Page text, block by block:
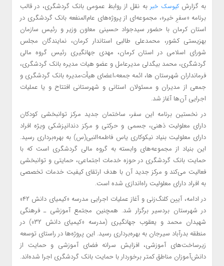
به گزارشکیوسک خبر به نقل از روابط عمومی بانک گردشگری، در قالب
برنامه «سفرِ خیر»، مجموعه‌ای از پروژه‌های عام‌المنفعه بانک گردشگری در
استان کرمان با حضور سیدجواد حسینی معاون وزیر و رئیس سازمان
بهزیستی کشور، محمدعلی طالبی استاندار کرمان، نمایندگان مجلس
شورای اسلامی در استان کرمان، مهدی جهانگیری رئیس گروه مالی
گردشگری، محمد بیگدلی مدیرعامل و عضو هیات مدیره بانک گردشگری،
فرمانداران شهرستان ها، ائمه جمعه،اعضای هیأت‌مدیره بانک گردشگری و
جمعی از مدیران و مسئولان استانی و شهرستانی افتتاح و یا عملیات
اجرایی آن‌ها آغاز شد.
در نخستین برنامه این سفر، ساختمان جدید مرکز توانبخشی کودکان
دارای معلولیت ذهنی، جسمی و حرکتی و مرکز دندانپزشکی ویژه افراد
دارای معلولیت بنیاد نیکوکاری یاس فاطمه‌النبی(س) به بهره‌برداری رسید.
این بنیاد از مجموعه‌های وابسته به گروه مالی گردشگری است که با
حمایت بانک گردشگری در حوزه خدمات اجتماعی، حمایتی و توانبخشی
فعالیت می‌کند و مرکز جدید آن با هدف ارتقای کیفیت خدمات تخصصی
به افراد دارای معلولیت راه‌اندازی شده است.
در ادامه، آیین کلنگ‌زنی و آغاز عملیات اجرایی مدرسه «کیمیای دانش ۴۲»
در شهرستان بردسیر برگزار شد. همچنین مجتمع آموزشی ـ فرهنگی
شهیدان محمد و یعقوب جهانگیری (مدرسه «کیمیای دانش ۳۲») در
منطقه بدرآباد سیرجان به بهره‌برداری رسید. این پروژه‌ها در راستای توسعه
زیرساخت‌های آموزشی، افزایش سرانه فضای آموزشی و حمایت از
دانش‌آموزان مناطق کمتر برخوردار با حمایت بانک گردشگری اجرا شده‌اند.